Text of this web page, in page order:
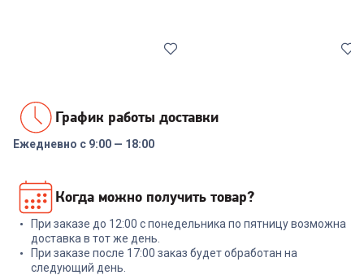
Реле напряжения Rucelf
SRW-16A 3кВА
+ 47 бонусов
1 599₽
КТ-9126
2 579₽
График работы доставки
Ежедневно с 9:00 — 18:00
Когда можно получить товар?
При заказе до 12:00 с понедельника по пятницу возможна
доставка в тот же день.
При заказе после 17:00 заказ будет обработан на
следующий день.